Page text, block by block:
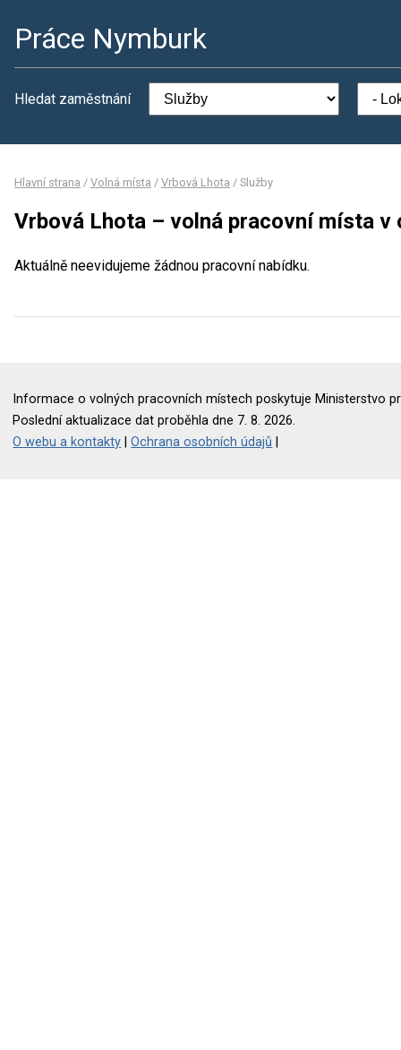
Práce Nymburk
Hledat zaměstnání
Hlavní strana / Volná místa / Vrbová Lhota / Služby
Vrbová Lhota – volná pracovní místa v
Aktuálně neevidujeme žádnou pracovní nabídku.
Informace o volných pracovních místech poskytuje Ministerstvo
Poslední aktualizace dat proběhla dne 7. 8. 2026.
O webu a kontakty |Ochrana osobních údajů